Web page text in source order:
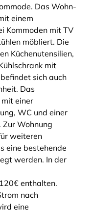
Das Wohn-
einem
Kommoden mit TV
möbliert. Die
Küchenutensilien,
mit
sich auch
Das
einer
WC und einer
Wohnung
weiteren
eine bestehende
werden. In der
enthalten.
nach
eine